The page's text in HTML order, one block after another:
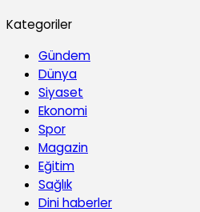
Kategoriler
Gündem
Dünya
Siyaset
Ekonomi
Spor
Magazin
Eğitim
Sağlık
Dini haberler